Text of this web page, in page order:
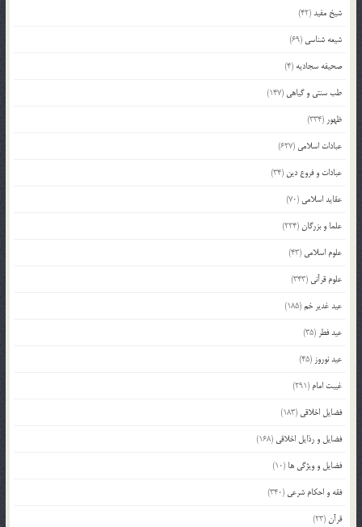
شیخ مفید(42)
شیعه شناسی (69)
صحیفه سجادیه (4)
طب سنتی و گیاهی (147)
ظهور (334)
عبادات اسلامی (627)
عبادات و فروع دین (34)
عقاید اسلامی (70)
علما و بزرگان(224)
علوم اسلامی (43)
علوم قرآنی (343)
عید غدیر خم(185)
عید فطر (35)
عید نوروز (45)
غیبت امام (291)
فضایل اخلاقی (183)
فضایل و رذایل اخلاقی (168)
فضایل و ویژگی ها (10)
فقه و احکام شرعی (340)
قرآن(23)